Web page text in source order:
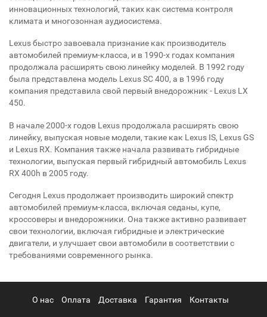
инновационных технологий, таких как система контроля
климата и многозонная аудиосистема.
Lexus быстро завоевала признание как производитель
автомобилей премиум-класса, и в 1990-х годах компания
продолжала расширять свою линейку моделей. В 1992 году
была представлена модель Lexus SC 400, а в 1996 году
компания представила свой первый внедорожник - Lexus LX
450.
В начале 2000-х годов Lexus продолжала расширять свою
линейку, выпуская новые модели, такие как Lexus IS, Lexus GS
и Lexus RX. Компания также начала развивать гибридные
технологии, выпуская первый гибридный автомобиль Lexus
RX 400h в 2005 году.
Сегодня Lexus продолжает производить широкий спектр
автомобилей премиум-класса, включая седаны, купе,
кроссоверы и внедорожники. Она также активно развивает
свои технологии, включая гибридные и электрические
двигатели, и улучшает свои автомобили в соответствии с
требованиями современного рынка.
О нас Оплата Доставка Гарантия Контакты